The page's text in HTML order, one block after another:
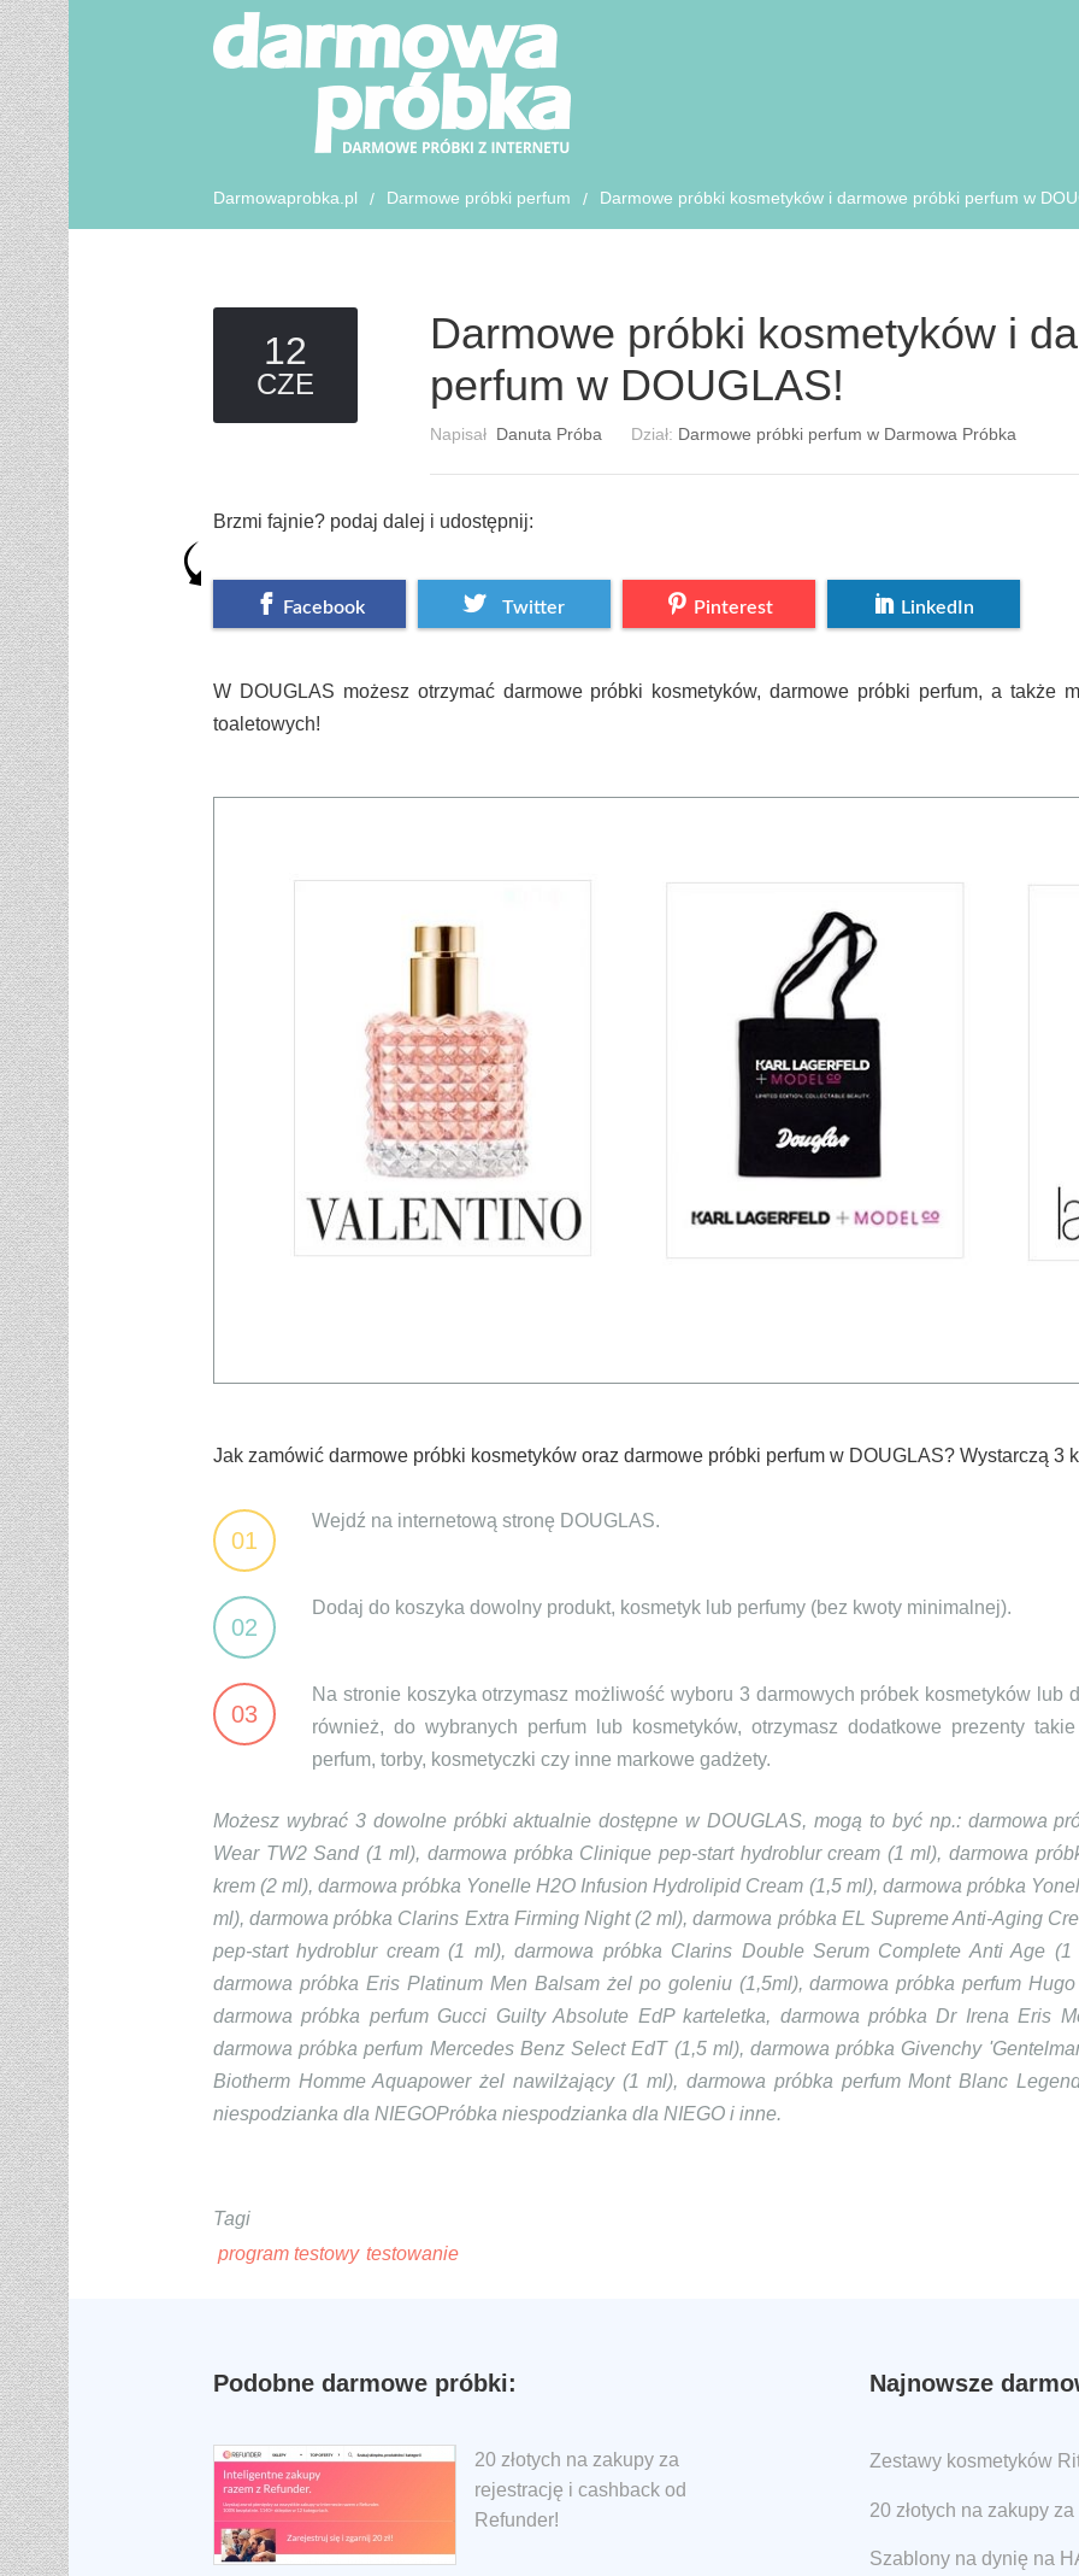
Darmowaprobka.pl / Darmowe próbki perfum / Darmowe próbki kosmetyków i darmowe próbki perfum w
12
CZE
Darmowe próbki kosmetyków i
perfum w DOUGLAS!
Napisał Danuta Próba Dział: Darmowe próbki perfum w Darmowa Próbka
Brzmi fajnie? podaj dalej i udostępnij:
Facebook Twitter Pinterest LinkedIn
W DOUGLAS możesz otrzymać darmowe próbki kosmetyków, darmowe próbki perfum, a także
toaletowych!
Jak zamówić darmowe próbki kosmetyków oraz darmowe próbki perfum w DOUGLAS? Wystarczą 3
01
Wejdź na internetową stronę DOUGLAS.
02
Dodaj do koszyka dowolny produkt, kosmetyk lub perfumy (bez kwoty minimalnej).
03
Na stronie koszyka otrzymasz możliwość wyboru 3 darmowych próbek kosmetyków lub
również, do wybranych perfum lub kosmetyków, otrzymasz dodatkowe prezenty
perfum, torby, kosmetyczki czy inne markowe gadżety.
Możesz wybrać 3 dowolne próbki aktualnie dostępne w DOUGLAS, mogą to być np.: darmowa
Wear TW2 Sand (1 ml), darmowa próbka Clinique pep-start hydroblur cream (1 ml), darmowa
krem (2 ml), darmowa próbka Yonelle H2O Infusion Hydrolipid Cream (1,5 ml), darmowa próbka
ml), darmowa próbka Clarins Extra Firming Night (2 ml), darmowa próbka EL Supreme Anti-Aging
pep-start hydroblur cream (1 ml), darmowa próbka Clarins Double Serum Complete Anti Age
darmowa próbka Eris Platinum Men Balsam żel po goleniu (1,5ml), darmowa próbka perfum
darmowa próbka perfum Gucci Guilty Absolute EdP karteletka, darmowa próbka Dr Irena Eris
darmowa próbka perfum Mercedes Benz Select EdT (1,5 ml), darmowa próbka Givenchy
Biotherm Homme Aquapower żel nawilżający (1 ml), darmowa próbka perfum Mont Blanc
niespodzianka dla NIEGOPróbka niespodzianka dla NIEGO i inne.
Tagi
program testowy testowanie
Podobne darmowe próbki:
20 złotych na zakupy za
rejestrację i cashback od
Refunder!
Najnowsze
Zestawy kosmetyków
20 złotych na zakupy
Szablony na dynię na